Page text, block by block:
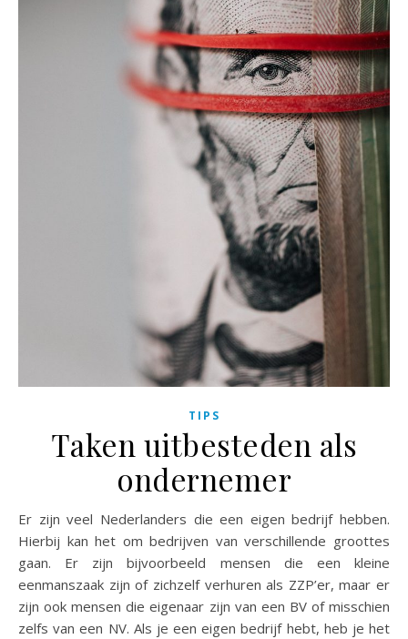
TIPS
Taken uitbesteden als
ondernemer
Er zijn veel Nederlanders die een eigen bedrijf hebben.
Hierbij kan het om bedrijven van verschillende groottes
gaan. Er zijn bijvoorbeeld mensen die een kleine
eenmanszaak zijn of zichzelf verhuren als ZZP’er, maar er
zijn ook mensen die eigenaar zijn van een BV of misschien
zelfs van een NV. Als je een eigen bedrijf hebt, heb je het